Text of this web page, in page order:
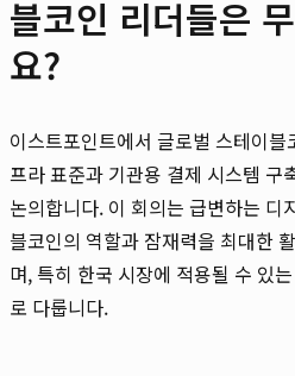
블코인 리더들은
요?
이스트포인트에서 글로벌 스테이
프라 표준과 기관용 결제 시스템 구
논의합니다. 이 회의는 급변하는 디
블코인의 역할과 잠재력을 최대한
며, 특히 한국 시장에 적용될 수 있
로 다룹니다.